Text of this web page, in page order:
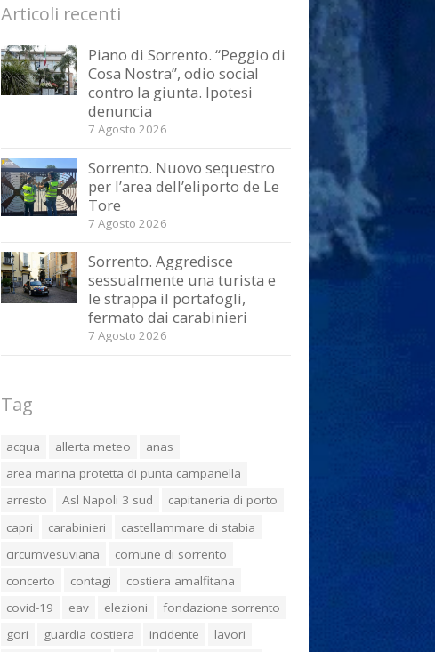
Articoli recenti
Piano di Sorrento. “Peggio di
Cosa Nostra”, odio social
contro la giunta. Ipotesi
denuncia
7 Agosto 2026
Sorrento. Nuovo sequestro
per l’area dell’eliporto de Le
Tore
7 Agosto 2026
Sorrento. Aggredisce
sessualmente una turista e
le strappa il portafogli,
fermato dai carabinieri
7 Agosto 2026
Tag
acqua allerta meteo
anas
area marina protetta di punta campanella
arresto
Asl Napoli 3 sud
capitaneria di porto
capri
carabinieri
castellammare di stabia
circumvesuviana
comune di sorrento
concerto
contagi
costiera amalfitana
covid-19
eav elezioni
fondazione sorrento
gori
guardia costiera incidente
lavori